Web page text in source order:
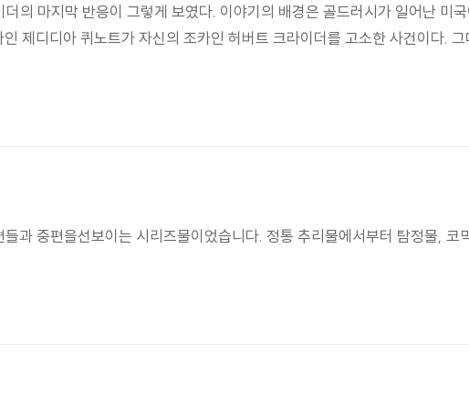
의 마지막 반응이 그렇게 보였다. 이야기의 배경은 골드러시가 일어난 미
제디디아 퀴노트가 자신의 조카인 허버트 크라이더를 고소한 사건이다.
과 중편을선보이는 시리즈물이었습니다. 정통 추리물에서부터 탐정물, 코